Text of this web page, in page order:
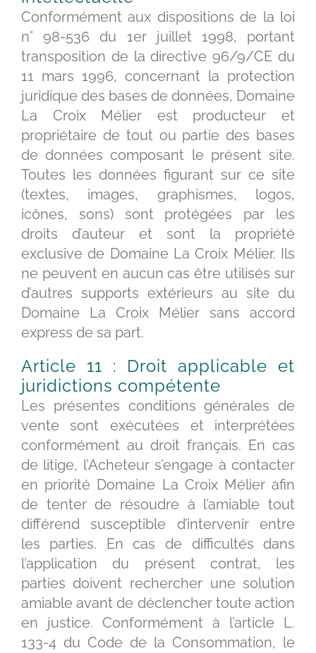
Conformément aux dispositions de la loi
n° 98-536 du 1er juillet 1998, portant
transposition de la directive 96/9/CE du
11 mars 1996, concernant la protection
juridique des bases de données, Domaine
La Croix Mélier est producteur et
propriétaire de tout ou partie des bases
de données composant le présent site.
Toutes les données figurant sur ce site
(textes, images, graphismes, logos,
icônes, sons) sont protégées par les
droits d’auteur et sont la propriété
exclusive de Domaine La Croix Mélier. Ils
ne peuvent en aucun cas être utilisés sur
d’autres supports extérieurs au site du
Domaine La Croix Mélier sans accord
express de sa part.
Article 11 : Droit applicable et
juridictions compétente
Les présentes conditions générales de
vente sont exécutées et interprétées
conformément au droit français. En cas
de litige, l’Acheteur s’engage à contacter
en priorité Domaine La Croix Mélier afin
de tenter de résoudre à l’amiable tout
différend susceptible d’intervenir entre
les parties. En cas de difficultés dans
l’application du présent contrat, les
parties doivent rechercher une solution
amiable avant de déclencher toute action
en justice. Conformément à l’article L.
133-4 du Code de la Consommation, le